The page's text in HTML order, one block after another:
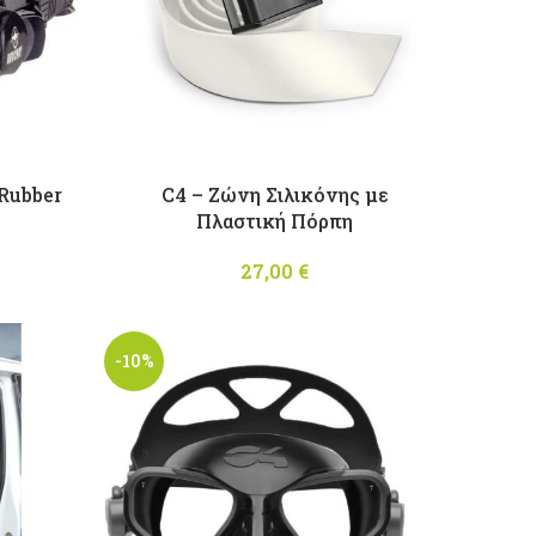
€.
C4 – Ζώνη Σιλικόνης με
Πλαστική Πόρπη
27,00 €
-10%